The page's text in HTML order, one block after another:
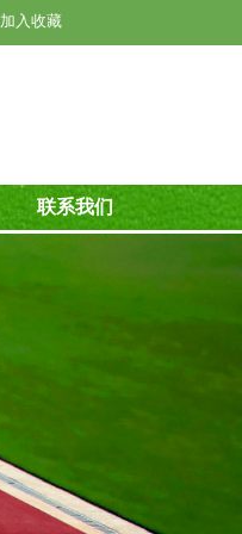
加入收藏
联系我们